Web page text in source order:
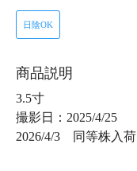
日陰OK
商品説明
3.5寸
撮影日：2025/4/25
2026/4/3 同等株入荷